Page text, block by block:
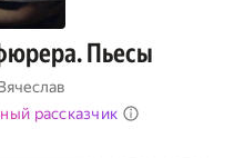
Пьесы
рассказчик